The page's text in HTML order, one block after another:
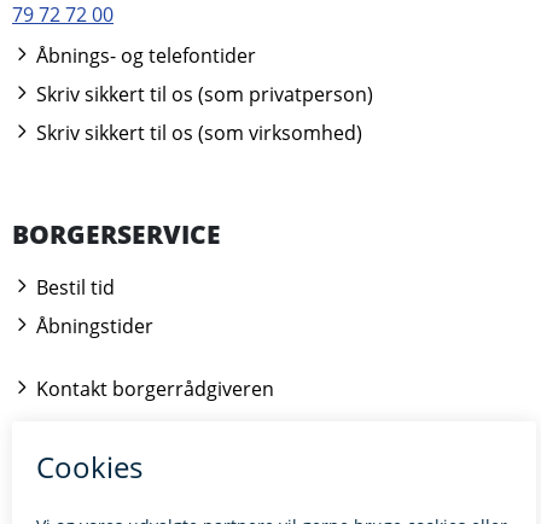
79 72 72 00
Åbnings- og telefontider
Skriv sikkert til os (som privatperson)
Skriv sikkert til os (som virksomhed)
BORGERSERVICE
Bestil tid
Åbningstider
Kontakt borgerrådgiveren